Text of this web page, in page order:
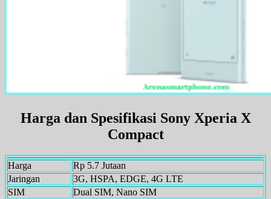
Harga dan Spesifikasi Sony Xperia X
Compact
Harga
Rp 5.7 Jutaan
Jaringan
3G, HSPA, EDGE, 4G LTE
SIM
Dual SIM, Nano SIM